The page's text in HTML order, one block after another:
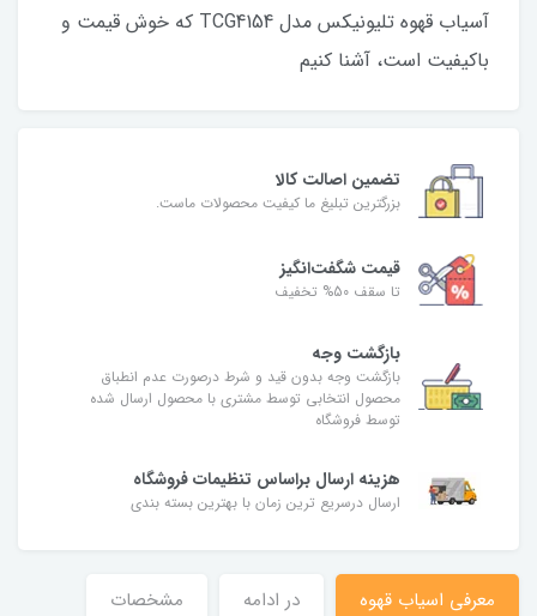
آسیاب قهوه تلیونیکس مدل TCG4154 که خوش قیمت و
باکیفیت است، آشنا کنیم
تضمین اصالت کالا
بزرگترین تبلیغ ما کیفیت محصولات ماست.
قیمت شگفت‌انگیز
تا سقف 50% تخفیف
بازگشت وجه
بازگشت وجه بدون قید و شرط درصورت عدم انطباق
محصول انتخابی توسط مشتری با محصول ارسال شده
توسط فروشگاه
هزینه ارسال براساس تنظیمات فروشگاه
ارسال درسریع ترین زمان با بهترین بسته بندی
معرفی اسیاب قهوه در ادامه
مشخصات